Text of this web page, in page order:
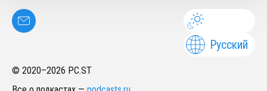
Русский
© 2020–2026 PC.ST